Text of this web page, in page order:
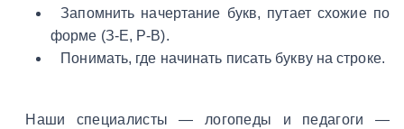
Запомнить начертание букв, путает схожие по
форме (З-Е, Р-В).
Понимать, где начинать писать букву на строке.
Наши специалисты — логопеды и педагоги —